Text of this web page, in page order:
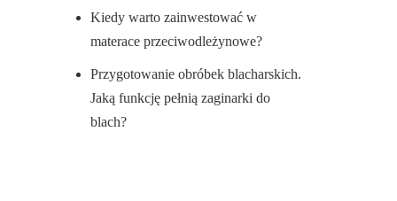
Kiedy warto zainwestować w
materace przeciwodleżynowe?
Przygotowanie obróbek blacharskich.
Jaką funkcję pełnią zaginarki do
blach?